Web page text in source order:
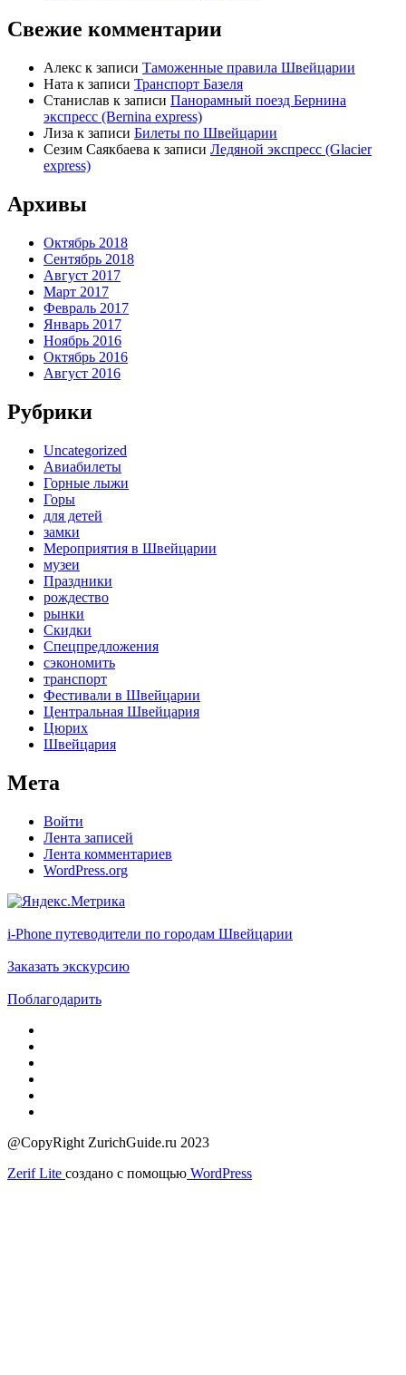
Свежие комментарии
Алекс к записи Таможенные правила Швейцарии
Ната к записи Транспорт Базеля
Станислав к записи Панорамный поезд Бернина
экспресс (Bernina express)
Лиза к записи Билеты по Швейцарии
Сезим Саякбаева к записи Ледяной экспресс (Glacier
express)
Архивы
Октябрь 2018
Сентябрь 2018
Август 2017
Март 2017
Февраль 2017
Январь 2017
Ноябрь 2016
Октябрь 2016
Август 2016
Рубрики
Uncategorized
Авиабилеты
Горные лыжи
Горы
для детей
замки
Мероприятия в Швейцарии
музеи
Праздники
рождество
рынки
Скидки
Спецпредложения
сэкономить
транспорт
Фестивали в Швейцарии
Центральная Швейцария
Цюрих
Швейцария
Мета
Войти
Лента записей
Лента комментариев
WordPress.org
i-Phone путеводители по городам Швейцарии
Заказать экскурсию
Поблагодарить
@CopyRight ZurichGuide.ru 2023
Zerif Lite создано с помощью WordPress